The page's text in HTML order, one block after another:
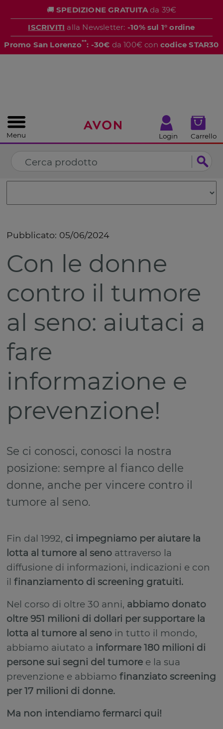
🚚 SPEDIZIONE GRATUITAda 39€
ISCRIVITI alla Newsletter: -10% sul 1° ordine
Promo San Lorenzo**: -30€ da 100€ con codice STAR30
Menu Login Carrello
Pubblicato: 05/06/2024
Con le donne
contro il tumore
al seno: aiutaci a
fare
informazione e
prevenzione!
Se ci conosci, conosci la nostra
posizione: sempre al fianco delle
donne, anche per vincere contro il
tumore al seno.
Fin dal 1992, ci impegniamo per aiutare la
lotta al tumore al seno attraverso la
diffusione di informazioni, indicazioni e con
ilfinanziamento di screening gratuiti.
Nel corso di oltre 30 anni, abbiamo donato
oltre 951 milioni di dollari per supportare la
lotta al tumore al seno in tutto il mondo,
abbiamo aiutato a informare 180 milioni di
persone sui segni del tumore e la sua
prevenzione e abbiamofinanziato screening
per 17 milioni di donne.
Ma non intendiamo fermarci qui!
CHIUDI